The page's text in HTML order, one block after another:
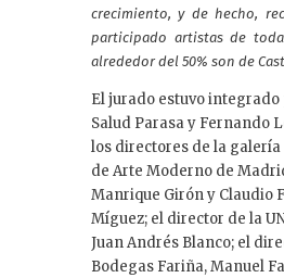
crecimiento, y de hecho,
participado artistas de toda
alrededor del 50% son de
El jurado estuvo
Salud Parasa y Fernando
los directores de la
de Arte Moderno de
Manrique Girón y Claudio
Míguez; el director de la
Juan Andrés Blanco; el
Bodegas Fariña, Manuel